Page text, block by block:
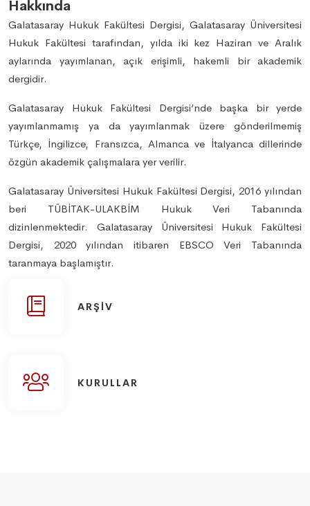
Hakkında
Galatasaray Hukuk Fakültesi Dergisi, Galatasaray Üniversitesi
Hukuk Fakültesi tarafından, yılda iki kez Haziran ve Aralık
aylarında yayımlanan, açık erişimli, hakemli bir akademik
dergidir.
Galatasaray Hukuk Fakültesi Dergisi’nde başka bir yerde
yayımlanmamış ya da yayımlanmak üzere gönderilmemiş
Türkçe, İngilizce, Fransızca, Almanca ve İtalyanca dillerinde
özgün akademik çalışmalara yer verilir.
Galatasaray Üniversitesi Hukuk Fakültesi Dergisi, 2016 yılından
beri TÜBİTAK-ULAKBİM Hukuk Veri Tabanında
dizinlenmektedir. Galatasaray Üniversitesi Hukuk Fakültesi
Dergisi, 2020 yılından itibaren EBSCO Veri Tabanında
taranmaya başlamıştır.
ARŞIV
KURULLAR